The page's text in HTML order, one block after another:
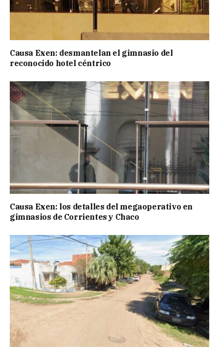
Causa Exen: desmantelan el gimnasio del
reconocido hotel céntrico
Causa Exen: los detalles del megaoperativo en
gimnasios de Corrientes y Chaco